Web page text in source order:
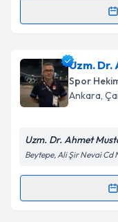
Randevu
Dyt. Yunus
talebi oluşturun.
için bir takvim
bilgilendireceğiz.
E-posta
Kişisel
Uzm.
Spor
Ankara,
Uzm. Dr. Ahmet
Beytepe, Ali Şir Nevai
Randevu